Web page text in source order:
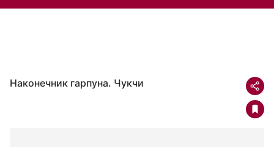
Наконечник гарпуна. Чукчи